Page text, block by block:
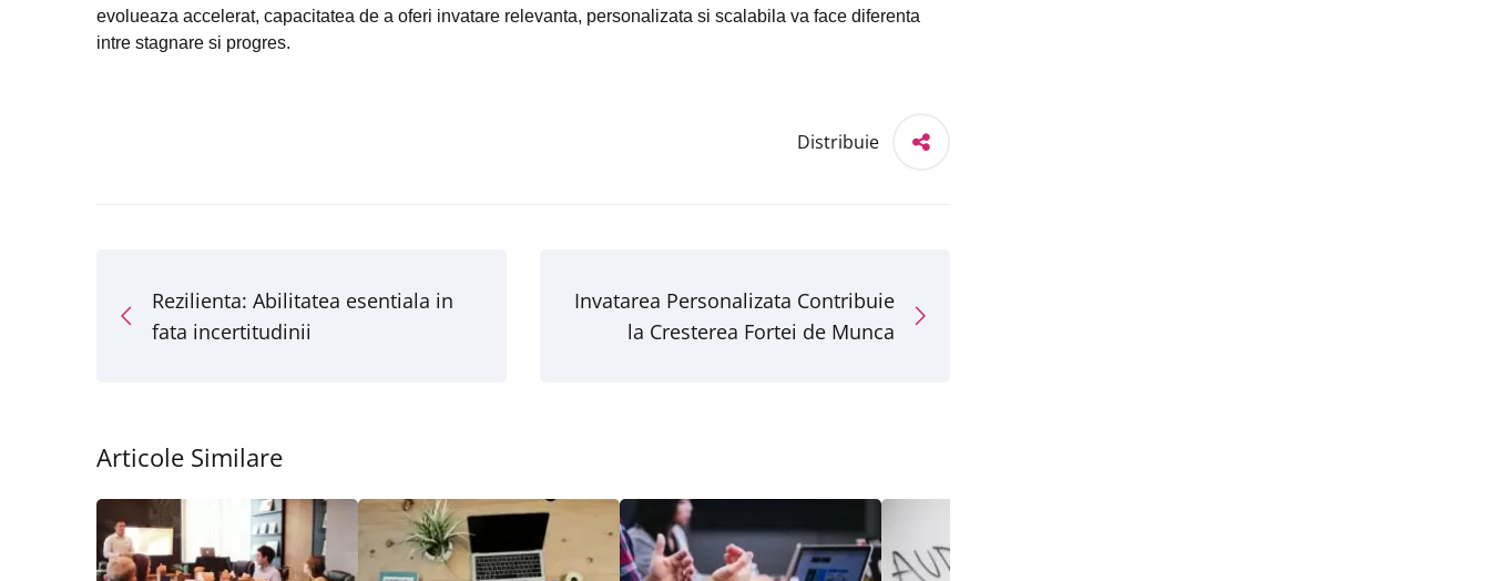
evolueaza accelerat, capacitatea de a oferi invatare relevanta, personalizata si scalabila va face diferenta
intre stagnare si progres.
Distribuie
Rezilienta: Abilitatea esentiala in
fata incertitudinii
Invatarea Personalizata Contribuie
la Cresterea Fortei de Munca
Articole Similare